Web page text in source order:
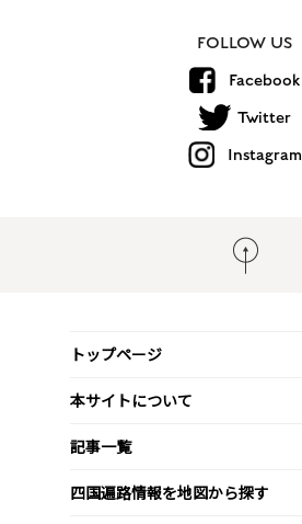
FOLLOW US
Facebook
Twitter
Instagram
トップページ
本サイトについて
記事一覧
四国遍路情報を地図から探す